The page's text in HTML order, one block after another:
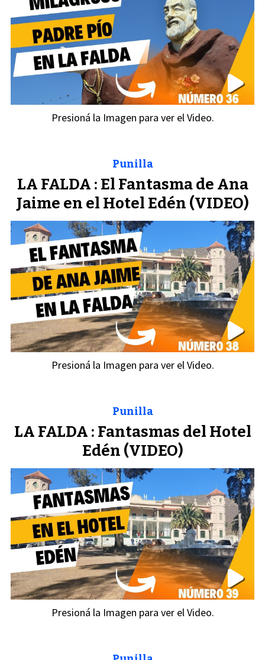
Presioná la Imagen para ver el Video.
LA FALDA : El Fantasma de Ana
Jaime en el Hotel Edén (VIDEO)
Punilla
Presioná la Imagen para ver el Video.
LA FALDA : Fantasmas del Hotel
Edén (VIDEO)
Punilla
Presioná la Imagen para ver el Video.